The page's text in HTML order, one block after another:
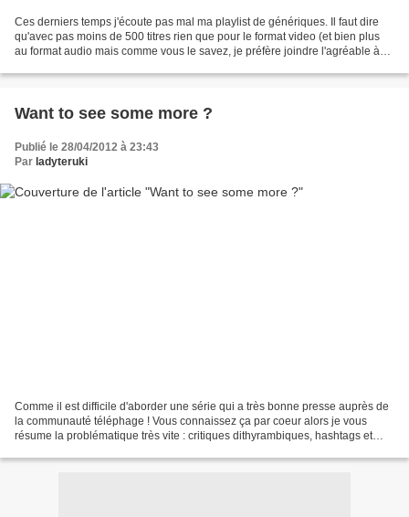
Ces derniers temps j'écoute pas mal ma playlist de génériques. Il faut dire
qu'avec pas moins de 500 titres rien que pour le format video (et bien plus
au format audio mais comme vous le savez, je préfère joindre l'agréable à
Want to see some more ?
Publié le 28/04/2012 à 23:43
Par ladyteruki
Comme il est difficile d'aborder une série qui a très bonne presse auprès de
la communauté téléphage ! Vous connaissez ça par coeur alors je vous
résume la problématique très vite : critiques dithyrambiques, hashtags et